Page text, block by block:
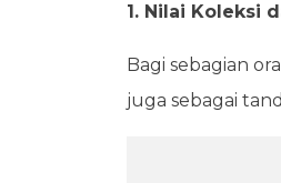
1. Nilai Koleksi
Bagi sebagian
juga sebagai